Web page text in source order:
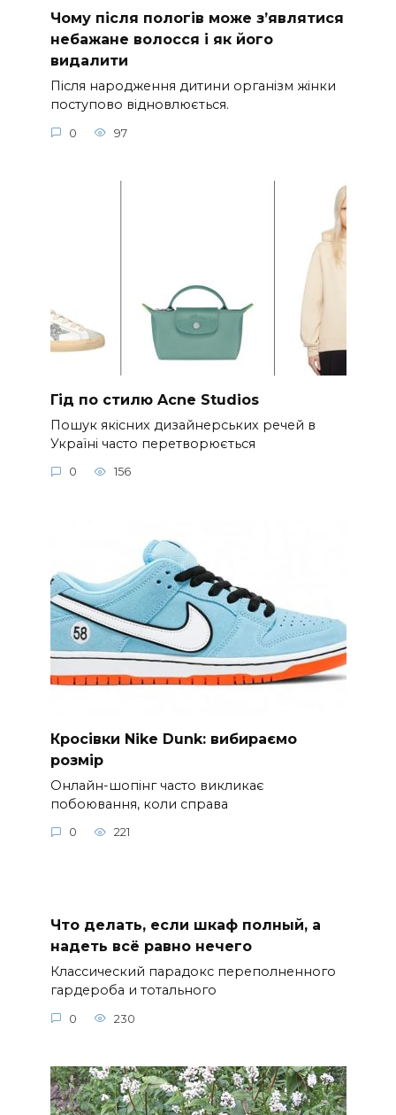
Чому після пологів може з’являтися
небажане волосся і як його
видалити
Після народження дитини організм жінки
поступово відновлюється.
0 97
Гід по стилю Acne Studios
Пошук якісних дизайнерських речей в
Україні часто перетворюється
0 156
Кросівки Nike Dunk: вибираємо
розмір
Онлайн-шопінг часто викликає
побоювання, коли справа
0 221
Что делать, если шкаф полный, а
надеть всё равно нечего
Классический парадокс переполненного
гардероба и тотального
0 230